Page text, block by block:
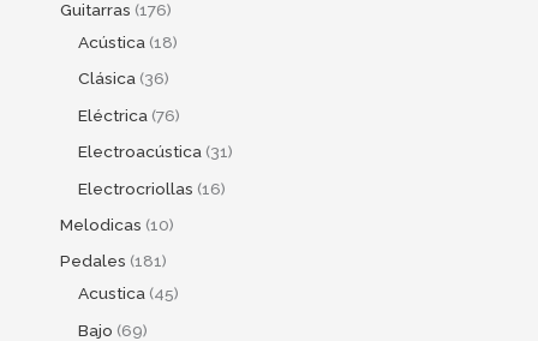
Guitarras 176
Acústica 18
Clásica 36
Eléctrica 76
Electroacústica 31
Electrocriollas 16
Melodicas 10
Pedales 181
Acustica 45
Bajo 69